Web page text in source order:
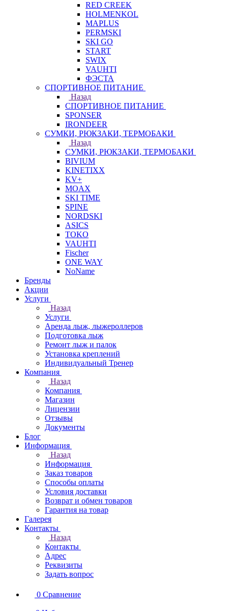
RED CREEK
HOLMENKOL
MAPLUS
PERMSKI
SKI GO
START
SWIX
VAUHTI
ФЭСТА
СПОРТИВНОЕ ПИТАНИЕ
Назад
СПОРТИВНОЕ ПИТАНИЕ
SPONSER
IRONDEER
СУМКИ, РЮКЗАКИ, ТЕРМОБАКИ
Назад
СУМКИ, РЮКЗАКИ, ТЕРМОБАКИ
BIVIUM
KINETIXX
KV+
MOAX
SKI TIME
SPINE
NORDSKI
ASICS
TOKO
VAUHTI
Fischer
ONE WAY
NoName
Бренды
Акции
Услуги
Назад
Услуги
Аренда лыж, лыжероллеров
Подготовка лыж
Ремонт лыж и палок
Установка креплений
Индивидуальный Тренер
Компания
Назад
Компания
Магазин
Лицензии
Отзывы
Документы
Блог
Информация
Назад
Информация
Заказ товаров
Способы оплаты
Условия доставки
Возврат и обмен товаров
Гарантия на товар
Галерея
Контакты
Назад
Контакты
Адрес
Реквизиты
Задать вопрос
0 Сравнение